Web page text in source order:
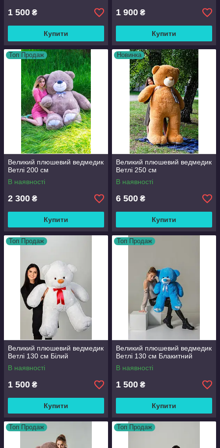
1 500 ₴
Купити
1 900 ₴
Купити
Топ Продаж
Великий плюшевий ведмедик
Ветлі 200 см
В наявності
2 300 ₴
Купити
Новинка
Великий плюшевий ведмедик
Ветлі 250 см
В наявності
6 500 ₴
Купити
Топ Продаж
Великий плюшевий ведмедик
Ветлі 130 см Білий
В наявності
1 500 ₴
Купити
Топ Продаж
Великий плюшевий ведмедик
Ветлі 130 см Блакитний
В наявності
1 500 ₴
Купити
Топ Продаж Топ Продаж